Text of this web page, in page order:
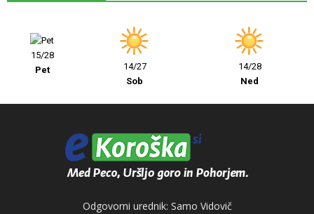
15/28
Pet
14/27
Sob
14/28
Ned
Odgovorni urednik: Samo Vidovič